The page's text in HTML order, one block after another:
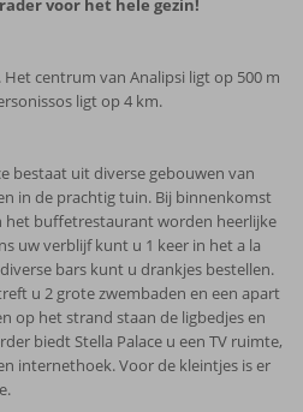
voor het hele gezin!
centrum van Analipsi ligt op 500 m
ligt op 4 km.
bestaat uit diverse gebouwen van
in de prachtig tuin. Bij binnenkomst
buffetrestaurant worden heerlijke
uw verblijf kunt u 1 keer in het a la
bars kunt u drankjes bestellen.
u 2 grote zwembaden en een apart
op het strand staan de ligbedjes en
biedt Stella Palace u een TV ruimte,
internethoek. Voor de kleintjes is er